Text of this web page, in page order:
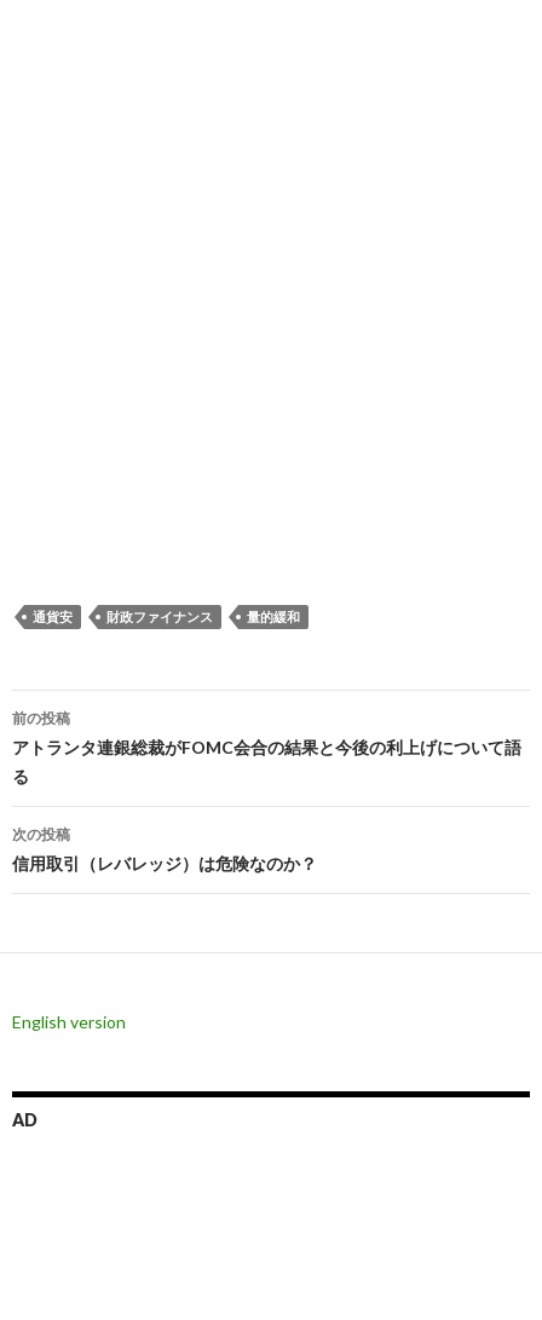
通貨安 財政ファイナンス 量的緩和
投
稿
ナ
ビ
ゲ
シ
前の投稿
アトランタ連銀総裁がFOMC会合の結果と今後の利上げについて語
る
次の投稿
信用取引（レバレッジ）は危険なのか？
English version
AD